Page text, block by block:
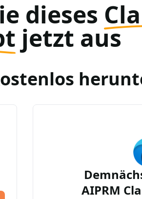
dieses
jetzt aus
AIPRM